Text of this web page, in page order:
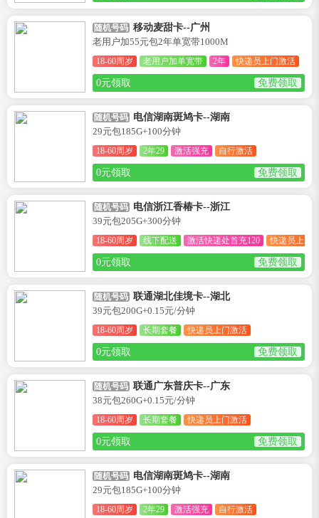
随机号码 移动麦甜卡--广州
老用户加55元包2年单宽带1000M
18-60周岁 老用户加单宽带 2年 快递员上门激活
0元领取 免费领取
随机号码 电信湖南斑鸠卡--湖南
29元包185G+100分钟
18-60周岁 2年29 激活强充 自行激活
0元领取 免费领取
随机号码 电信浙江香椿卡--浙江
39元包205G+300分钟
18-60周岁 线下配送 激活快递处首充120 快递员上门
0元领取 免费领取
随机号码 联通湖北佳境卡--湖北
39元包200G+0.15元/分钟
18-60周岁 长期套餐 快递员上门激活
0元领取 免费领取
随机号码 联通广东普庆卡--广东
38元包260G+0.15元/分钟
18-60周岁 长期套餐 快递员上门激活
0元领取 免费领取
随机号码 电信湖南斑鸠卡--湖南
29元包185G+100分钟
18-60周岁 2年29 激活强充 自行激活